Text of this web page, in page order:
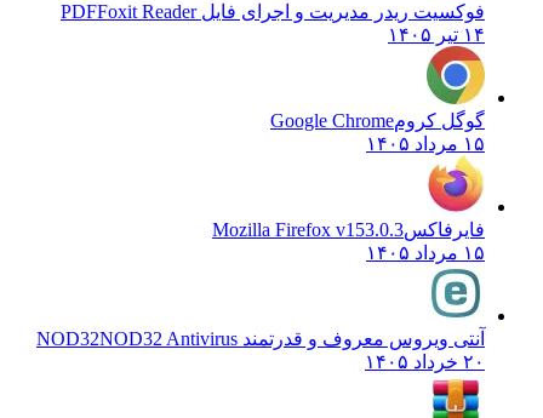
فوکسیت ریدر مدیریت و اجرای فایل PDFFoxit Reader
۱۴ تیر ۱۴۰۵
گوگل کرومGoogle Chrome
۱۵ مرداد ۱۴۰۵
فایرفاکسMozilla Firefox v153.0.3
۱۵ مرداد ۱۴۰۵
آنتی ویروس معروف و قدرتمند NOD32 NOD32 Antivirus
۲۰ خرداد ۱۴۰۵